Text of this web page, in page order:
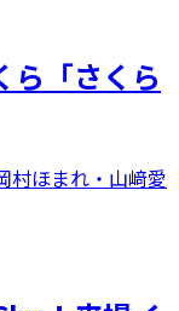
ら「さくら
村ほまれ・山﨑愛